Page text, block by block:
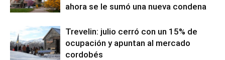
ahora se le sumó una nueva condena
Trevelin: julio cerró con un 15% de
ocupación y apuntan al mercado
cordobés